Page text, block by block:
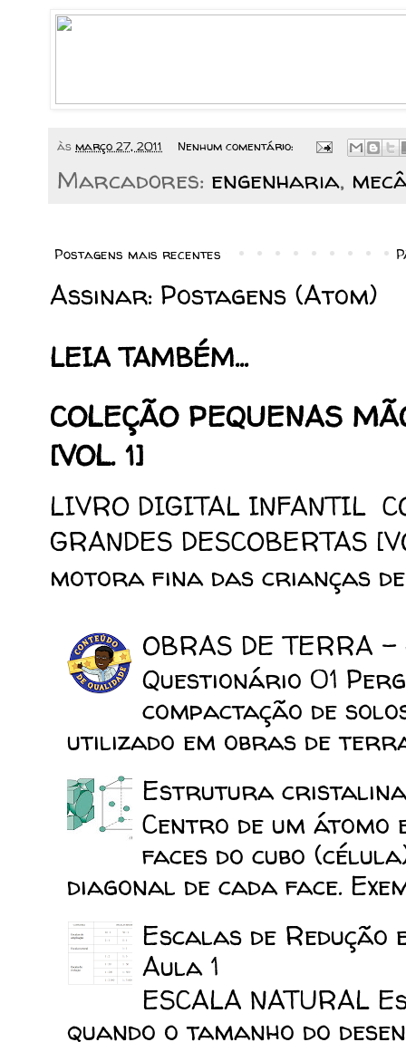
às março 27, 2011 Nenhum comentário:
Marcadores: engenharia,
Postagens mais recentes
Assinar: Postagens (Atom)
LEIA TAMBÉM...
COLEÇÃO PEQUENAS
[VOL. 1]
LIVRO DIGITAL INFANTIL
GRANDES DESCOBERTAS
motora fina das crianças
OBRAS DE TERRA -
Questionário 01
compactação de
utilizado em obras de
Estrutura cristalina
Centro de um átomo
faces do cubo
diagonal de cada face.
Escalas de
Aula 1
ESCALA
quando o tamanho do